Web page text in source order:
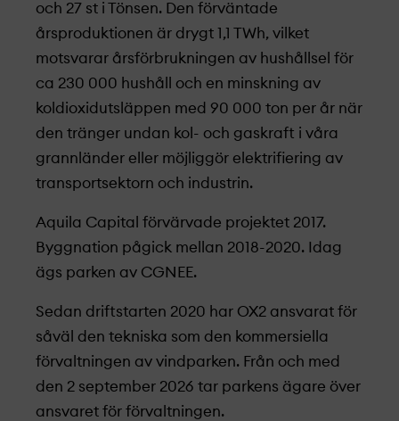
och 27 st i Tönsen. Den förväntade
årsproduktionen är drygt 1,1 TWh, vilket
motsvarar årsförbrukningen av hushållsel för
ca 230 000 hushåll och en minskning av
koldioxidutsläppen med 90 000 ton per år när
den tränger undan kol- och gaskraft i våra
grannländer eller möjliggör elektrifiering av
transportsektorn och industrin.
Aquila Capital förvärvade projekt­et 2017.
Byggnation pågick mellan 2018-2020. Idag
ägs parken av CGNEE.
Sedan driftstarten 2020 har OX2 ansvarat för
såväl den tekniska som den kommersiella
förvaltningen av vindparken. Från och med
den 2 september 2026 tar parkens ägare över
ansvaret för förvaltningen.